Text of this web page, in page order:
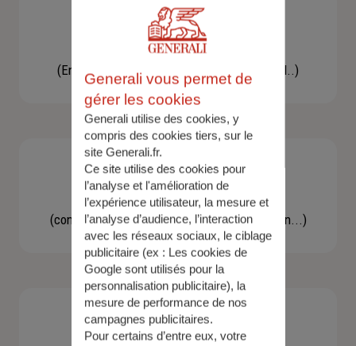
Besoin d'une assistance
(En cas d'accident, bris de glace, un conseil..)
Demande d'information
(concernant une actualité, une réglementation...)
Generali vous permet de
gérer les cookies
Generali utilise des cookies, y
compris des cookies tiers, sur le
site Generali.fr.
Ce site utilise des cookies pour
l’analyse et l'amélioration de
l’expérience utilisateur, la mesure et
l’analyse d’audience, l’interaction
avec les réseaux sociaux, le ciblage
publicitaire (ex : Les cookies de
Google sont utilisés pour la
personnalisation publicitaire), la
mesure de performance de nos
campagnes publicitaires.
Pour certains d’entre eux, votre